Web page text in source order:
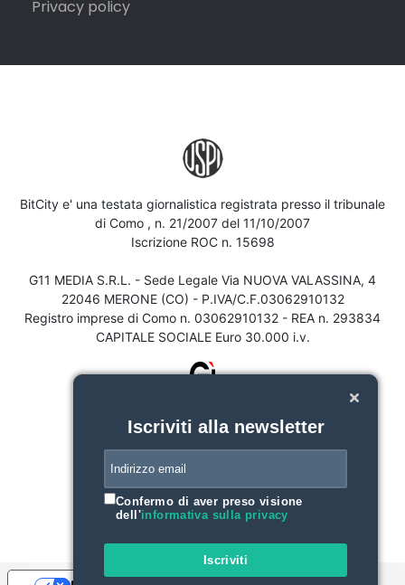
Privacy policy
BitCity e' una testata giornalistica registrata presso il tribunale
di Como , n. 21/2007 del 11/10/2007
Iscrizione ROC n. 15698
G11 MEDIA S.R.L. - Sede Legale Via NUOVA VALASSINA, 4
22046 MERONE (CO) - P.IVA/C.F.03062910132
Registro imprese di Como n. 03062910132 - REA n. 293834
CAPITALE SOCIALE Euro 30.000 i.v.
Iscriviti alla newsletter
Confermo di aver preso visione
dell'informativa sulla privacy
Iscriviti